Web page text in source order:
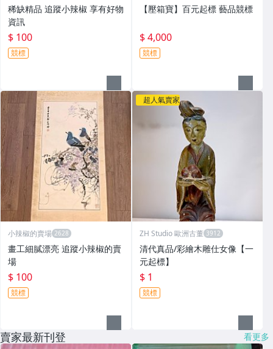
稀缺精品 追蹤小辣椒 享有好物
資訊
$ 100
競標
【壓箱寶】百元起標 藝品競標
$ 4,000
競標
小辣椒的賣場
畫工細膩漂亮 追蹤小辣椒的賣
場
$ 100
競標
超人氣賣家
ZH Studio 歐洲古董
清代真品/彩繪木雕仕女像【一
元起標】
$ 1
競標
賣家最新刊登 看更多